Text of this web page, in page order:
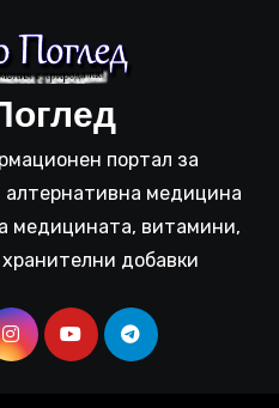
портал за
алтернативна медицина
медицината, витамини,
добавки